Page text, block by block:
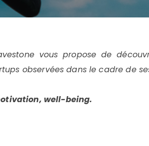
vous propose de
observées dans le cadre de
well-being.